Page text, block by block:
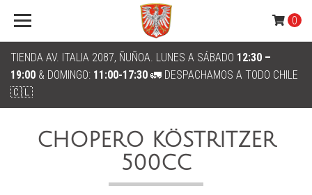
TIENDA AV. ITALIA 2087, ÑUÑOA. LUNES A SÁBADO 12:30 –
19:00 & DOMINGO: 11:00-17:30 🚛 DESPACHAMOS A TODO CHILE
🇨🇱
0
CHOPERO KÖSTRITZER
500CC